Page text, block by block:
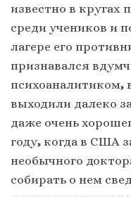
известно в кругах
среди учеников и
лагере его
признавался
психоаналитиком,
выходили далеко
даже очень
году, когда в США
необычного
собирать о нем